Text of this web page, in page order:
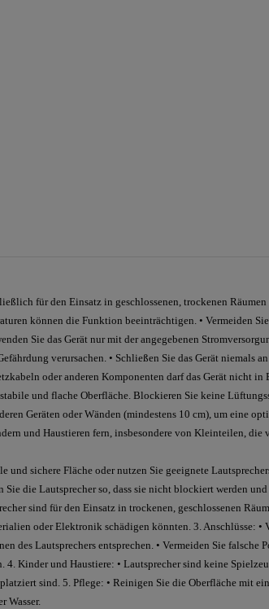
für den Einsatz in geschlossenen, trockenen
können die Funktion beeinträchtigen. • Vermeiden
Sie das Gerät nur mit der angegebenen
verursachen. • Schließen Sie das Gerät niemals
oder anderen Komponenten darf das Gerät nicht in
und flache Oberfläche. Blockieren Sie keine
Geräten oder Wänden (mindestens 10 cm), um eine
und Haustieren fern, insbesondere von Kleinteilen, die
und sichere Fläche oder nutzen Sie geeignete
Sie die Lautsprecher so, dass sie nicht blockiert werden
sind für den Einsatz in trockenen, geschlossenen
oder Elektronik schädigen könnten. 3. Anschlüsse: •
des Lautsprechers entsprechen. • Vermeiden Sie falsche
4. Kinder und Haustiere: • Lautsprecher sind keine
sind. 5. Pflege: • Reinigen Sie die Oberfläche mit
Wasser.